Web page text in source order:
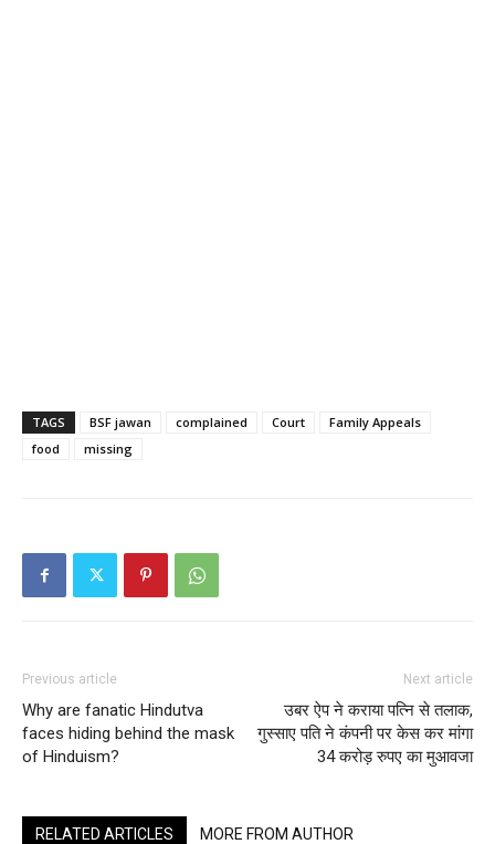
TAGS BSF jawan complained Court
Family Appeals
food
missing
Previous article
Why are fanatic Hindutva
faces hiding behind the mask
of Hinduism?
Next article
उबर ऐप ने कराया पत्नि से तलाक,
गुस्साए पति ने कंपनी पर केस कर मांगा
34 करोड़ रुपए का मुआवजा
RELATED ARTICLES MORE FROM AUTHOR